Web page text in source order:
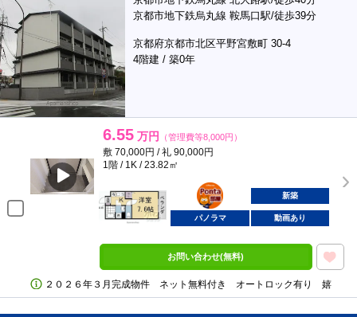
京都市地下鉄烏丸線 鞍馬口駅/徒歩39分
京都府京都市北区平野宮敷町 30-4
4階建 / 築0年
6.55 万円 （管理費等8,000円）
敷 70,000円 / 礼 90,000円
1階 / 1K / 23.82㎡
ポンタ
部屋
新築
パノラマ 動画あり
お問い合わせ(無料)
２０２６年３月完成物件 ネット無料付き オートロック有り 嬉